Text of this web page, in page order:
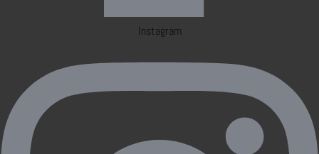
Instagram